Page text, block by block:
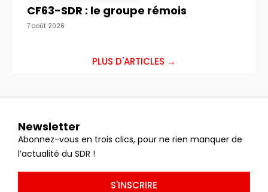
CF63-SDR : le groupe rémois
7 août 2026
PLUS D'ARTICLES →
Newsletter
Abonnez-vous en trois clics, pour ne rien manquer de
l’actualité du SDR !
S'INSCRIRE